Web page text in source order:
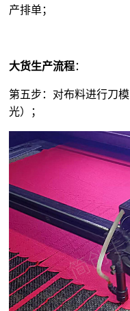
产排单；
大货生产流程：
第五步：对布料进行刀
光）；